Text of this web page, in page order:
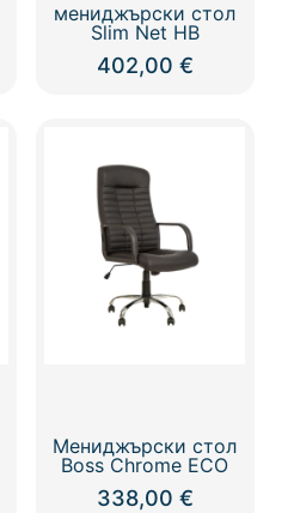
мениджърски стол
Slim Net HB
402,00 €
Мениджърски стол
Boss Chrome ECO
338,00 €